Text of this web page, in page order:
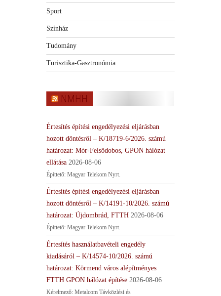
Sport
Színház
Tudomány
Turisztika-Gasztronómia
NMHH
Értesítés építési engedélyezési eljárásban
hozott döntésről – K/18719-6/2026. számú
határozat: Mór-Felsődobos, GPON hálózat
ellátása 2026-08-06
Építtető: Magyar Telekom Nyrt.
Értesítés építési engedélyezési eljárásban
hozott döntésről – K/14191-10/2026. számú
határozat: Újdombrád, FTTH 2026-08-06
Építtető: Magyar Telekom Nyrt.
Értesítés használatbavételi engedély
kiadásáról – K/14574-10/2026. számú
határozat: Körmend város alépítményes
FTTH GPON hálózat építése 2026-08-06
Kérelmező: Metalcom Távközlési és